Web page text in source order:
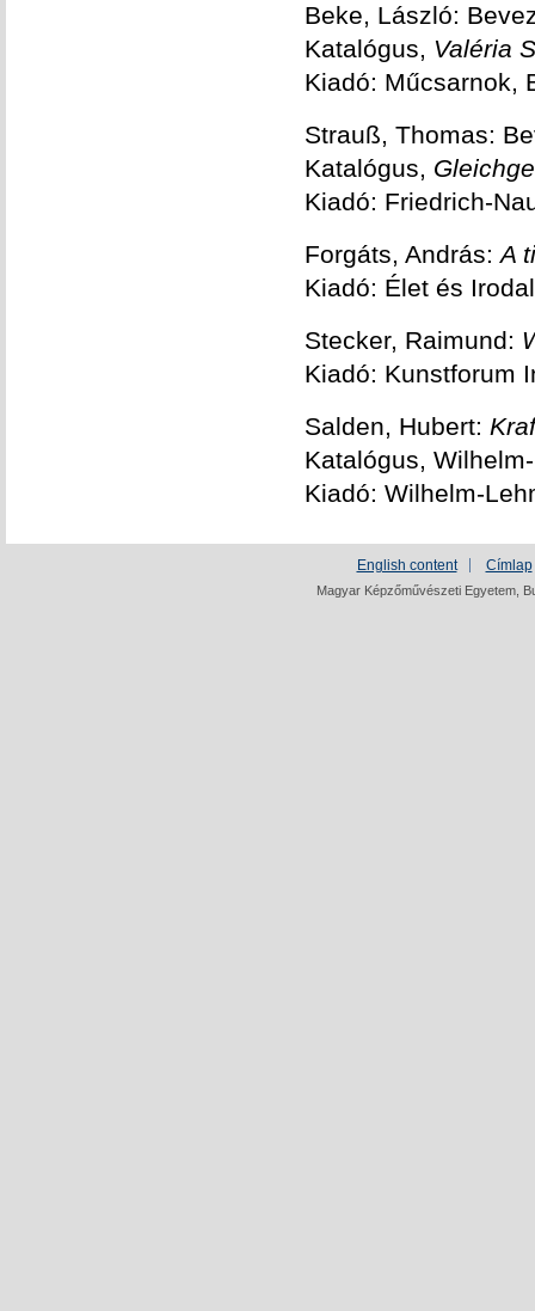
Beke, László:
Katalógus, Valéria
Kiadó: Műcsarnok,
Strauß, Thomas:
Katalógus,
Kiadó: Friedrich-
Forgáts, András:A
Kiadó: Élet és
Stecker, Raimund:
Kiadó: Kunstforum
Salden, Hubert:
Katalógus,
Kiadó: Wilhelm-
English content Címlap
Magyar Képzőművészeti Egyetem,